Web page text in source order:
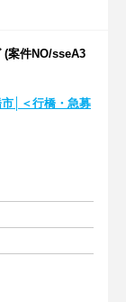
(案件NO/sseA3
市│＜行橋・急募